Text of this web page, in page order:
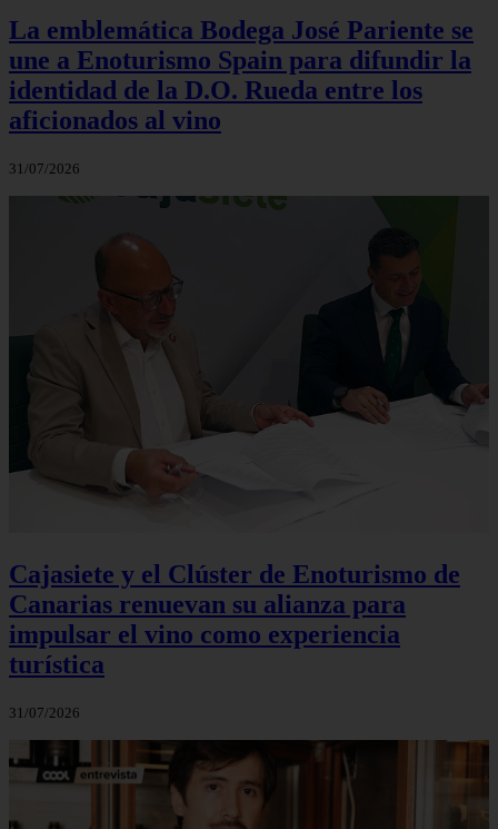
La emblemática Bodega José Pariente se
une a Enoturismo Spain para difundir la
identidad de la D.O. Rueda entre los
aficionados al vino
31/07/2026
Cajasiete y el Clúster de Enoturismo de
Canarias renuevan su alianza para
impulsar el vino como experiencia
turística
31/07/2026